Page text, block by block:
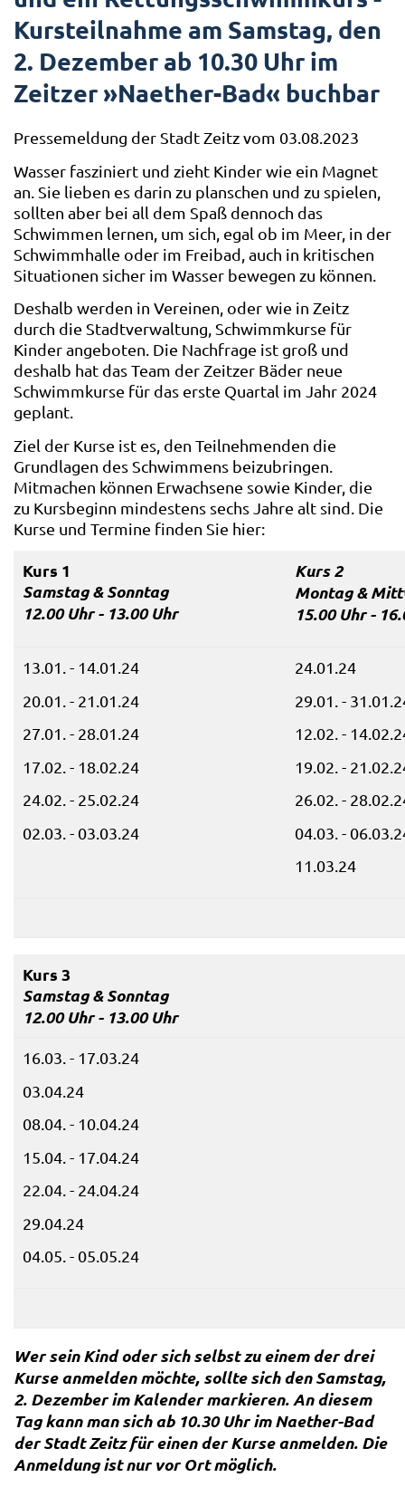
Kursteilnahme am Samstag, den
2. Dezember ab 10.30 Uhr im
Zeitzer »Naether-Bad« buchbar
Pressemeldung der Stadt Zeitz vom 03.08.2023
Wasser fasziniert und zieht Kinder wie ein Magnet
an. Sie lieben es darin zu planschen und zu spielen,
sollten aber bei all dem Spaß dennoch das
Schwimmen lernen, um sich, egal ob im Meer, in der
Schwimmhalle oder im Freibad, auch in kritischen
Situationen sicher im Wasser bewegen zu können.
Deshalb werden in Vereinen, oder wie in Zeitz
durch die Stadtverwaltung, Schwimmkurse für
Kinder angeboten. Die Nachfrage ist groß und
deshalb hat das Team der Zeitzer Bäder neue
Schwimmkurse für das erste Quartal im Jahr 2024
geplant.
Ziel der Kurse ist es, den Teilnehmenden die
Grundlagen des Schwimmens beizubringen.
Mitmachen können Erwachsene sowie Kinder, die
zu Kursbeginn mindestens sechs Jahre alt sind. Die
Kurse und Termine finden Sie hier:
Kurs 1
Samstag & Sonntag
12.00 Uhr - 13.00 Uhr
Kurs 2
Montag &
15.00 Uhr -
13.01. - 14.01.24
20.01. - 21.01.24
27.01. - 28.01.24
17.02. - 18.02.24
24.02. - 25.02.24
02.03. - 03.03.24
24.01.24
29.01. -
12.02. -
19.02. -
26.02. -
04.03. -
11.03.24
Kurs 3
Samstag & Sonntag
12.00 Uhr - 13.00 Uhr
16.03. - 17.03.24
03.04.24
08.04. - 10.04.24
15.04. - 17.04.24
22.04. - 24.04.24
29.04.24
04.05. - 05.05.24
Wer sein Kind oder sich selbst zu einem der drei
Kurse anmelden möchte, sollte sich den Samstag,
2. Dezember im Kalender markieren. An diesem
Tag kann man sich ab 10.30 Uhr im Naether-Bad
der Stadt Zeitz für einen der Kurse anmelden. Die
Anmeldung ist nur vor Ort möglich.